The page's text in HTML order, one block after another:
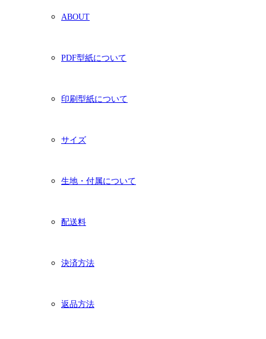
ABOUT
PDF型紙について
印刷型紙について
サイズ
生地・付属について
配送料
決済方法
返品方法